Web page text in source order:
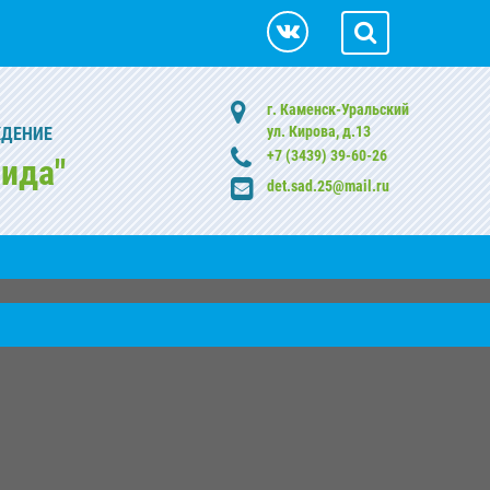
г. Каменск-Уральский
ул. Кирова, д.13
+7 (3439) 39-60-26
det.sad.25@mail.ru